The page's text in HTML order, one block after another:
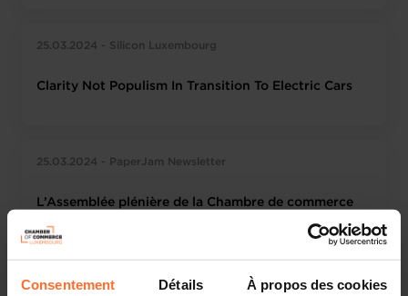
Consentement Détails À propos des cookies
25.03.2024 - Silicon Luxembourg
Clarity Not Populism In Transition To Electric Cars
25.03.2024 - PaperJam Newsletter
L’Assemblée plénière de la Chambre de commerce